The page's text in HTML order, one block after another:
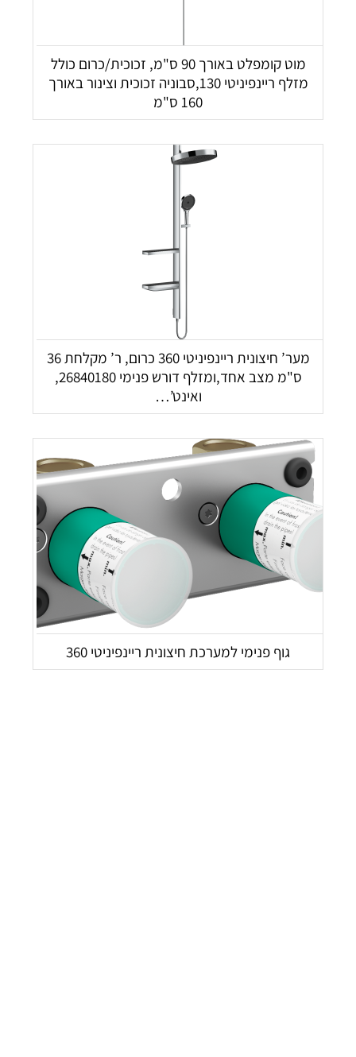
מוט קומפלט באורך 90 ס"מ, זכוכית/כרום כולל
מזלף ריינפיניטי 130,סבוניה זכוכית וצינור באורך
160 ס"מ
מער’ חיצונית ריינפיניטי 360 כרום, ר’ מקלחת 36
ס"מ מצב אחד,ומזלף דורש פנימי 26840180,
ואינט’…
גוף פנימי למערכת חיצונית ריינפיניטי 360